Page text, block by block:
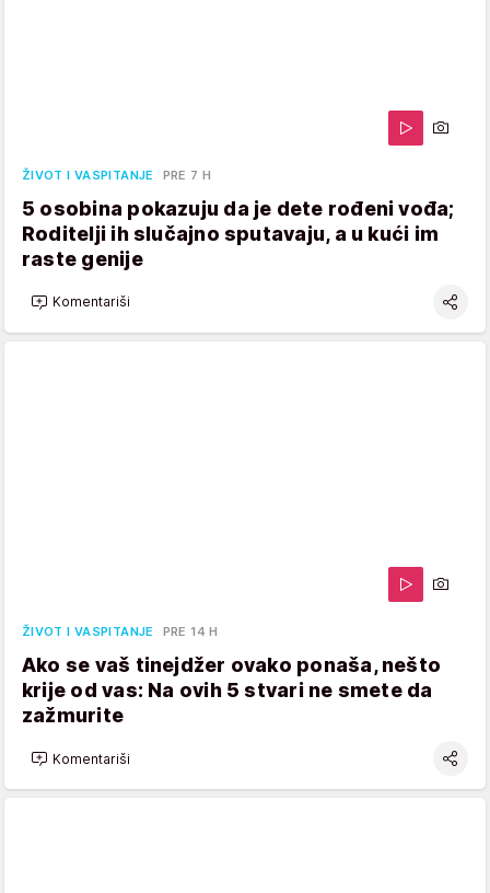
ŽIVOT I VASPITANJE PRE 7 H
5 osobina pokazuju da je dete rođeni vođa;
Roditelji ih slučajno sputavaju, a u kući im
raste genije
Komentariši
ŽIVOT I VASPITANJE PRE 14 H
Ako se vaš tinejdžer ovako ponaša, nešto
krije od vas: Na ovih 5 stvari ne smete da
zažmurite
Komentariši